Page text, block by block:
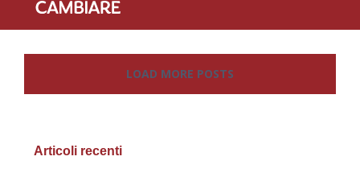
LOAD MORE POSTS
Articoli recenti